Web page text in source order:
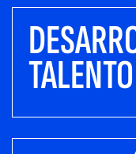
TALENTO